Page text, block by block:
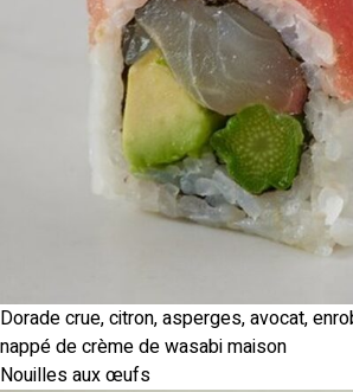
Dorade crue, citron, asperges, avocat,
nappé de crème de wasabi maison
Nouilles aux œufs